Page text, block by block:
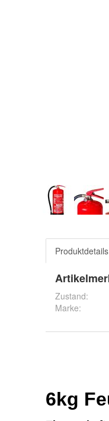
Produktdetails
Zustand:
Marke: